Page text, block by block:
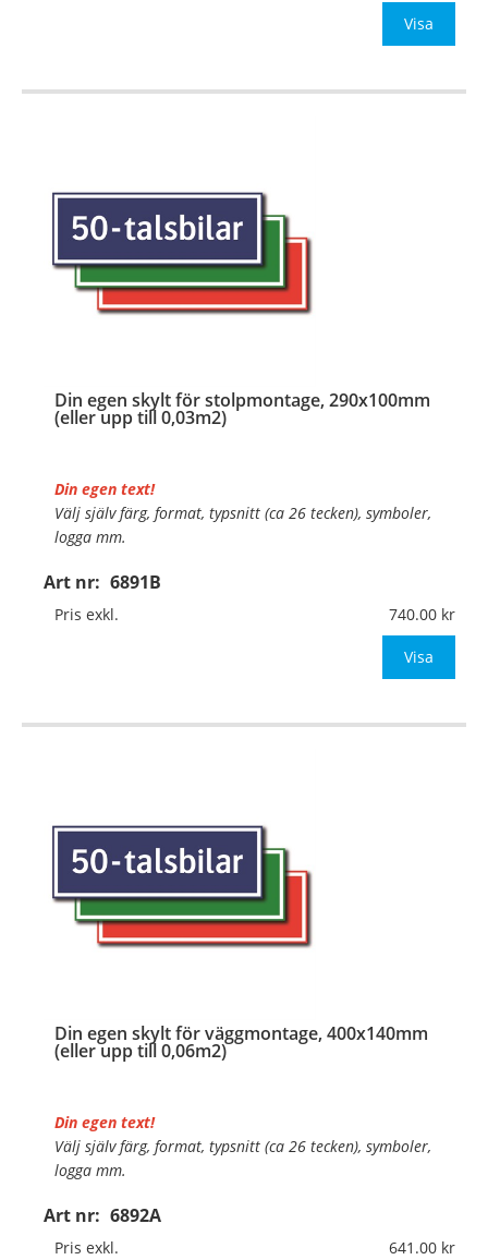
Visa
Din egen skylt för stolpmontage, 290x100mm
(eller upp till 0,03m2)
Art nr: 6891B
Din egen text!
Välj själv färg, format, typsnitt (ca 26 tecken), symboler,
logga mm.
Material:Kantvikt aluminium, 2mm (stolpmontage)
Mått:290x100mm (eller annat mått upp till 0,03m²)
Pris exkl. 740.00
Visa
Din egen skylt för väggmontage, 400x140mm
(eller upp till 0,06m2)
Art nr: 6892A
Din egen text!
Välj själv färg, format, typsnitt (ca 26 tecken), symboler,
logga mm.
Material:Plan aluminium, 0,7mm (väggmontage)
Mått:400x140mm (eller annat mått upp till 0,06m²)
Pris exkl. 641.00